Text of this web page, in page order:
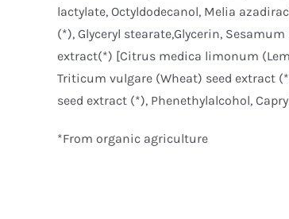
lactylate, Octyldodecanol, Melia
(*), Glyceryl stearate,Glycerin,
extract(*) [Citrus medica limonum
Triticum vulgare (Wheat) seed extract
seed extract (*), Phenethylalcohol,
*From organic agriculture